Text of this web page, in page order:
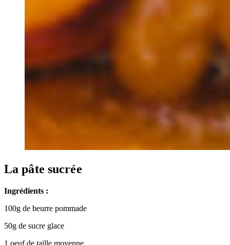
La pâte sucrée
Ingrédients :
100g de beurre pommade
50g de sucre glace
1 oeuf de taille moyenne